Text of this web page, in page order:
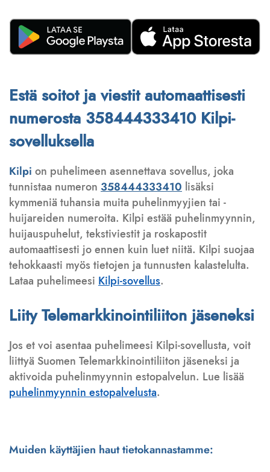
Estä soitot ja viestit automaattisesti
numerosta 358444333410 Kilpi-
sovelluksella
Kilpi on puhelimeen asennettava sovellus, joka
tunnistaa numeron 358444333410 lisäksi
kymmeniä tuhansia muita puhelinmyyjien tai -
huijareiden numeroita. Kilpi estää puhelinmyynnin,
huijauspuhelut, tekstiviestit ja roskapostit
automaattisesti jo ennen kuin luet niitä. Kilpi suojaa
tehokkaasti myös tietojen ja tunnusten kalastelulta.
Lataa puhelimeesi Kilpi-sovellus.
Liity Telemarkkinointiliiton jäseneksi
Jos et voi asentaa puhelimeesi Kilpi-sovellusta, voit
liittyä Suomen Telemarkkinointiliiton jäseneksi ja
aktivoida puhelinmyynnin estopalvelun. Lue lisää
puhelinmyynnin estopalvelusta.
Muiden käyttäjien haut tietokannastamme: